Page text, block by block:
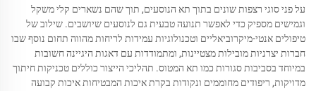
על פני סוגי רצפות שונים בתוך תא הנוסעים, תוך שהם נשארים קלי משקל
וגמישים מספיק כדי לאפשר תנועה טבעית גם לנוסעים שיושבים. שילוב של
טיפולים אנטי-מיקרוביאליים וטכנולוגיות עמידות לריחות מהווה תחום נוסף שבו
חברות יצרניות מובילות מצטיינות, ומתמודדות עם דאגות היגיינה חשובות
במיוחד בסביבות סגורות כמו תא המטוס. תהליכי הייצור כוללים טכניקות חיתוך
מדויקות, ריפודים מחוממים ונקודות בקרת איכות המבטיחות איכות קבועה